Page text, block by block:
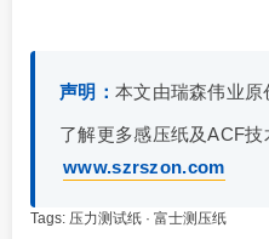
声明： 本文由瑞森伟业原
了解更多感压纸及ACF技
www.szrszon.com
Tags: 压力测试纸 · 富士测压纸